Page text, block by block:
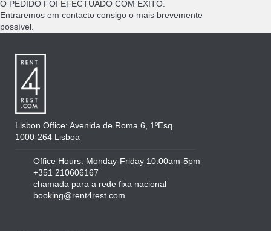
O PEDIDO FOI EFECTUADO COM ÊXITO.
Entraremos em contacto consigo o mais brevemente
possível.
Lisbon Office: Avenida de Roma 6, 1ºEsq
1000-264 Lisboa
Office Hours: Monday-Friday 10:00am-5pm
+351 210606167
chamada para a rede fixa nacional
booking@rent4rest.com